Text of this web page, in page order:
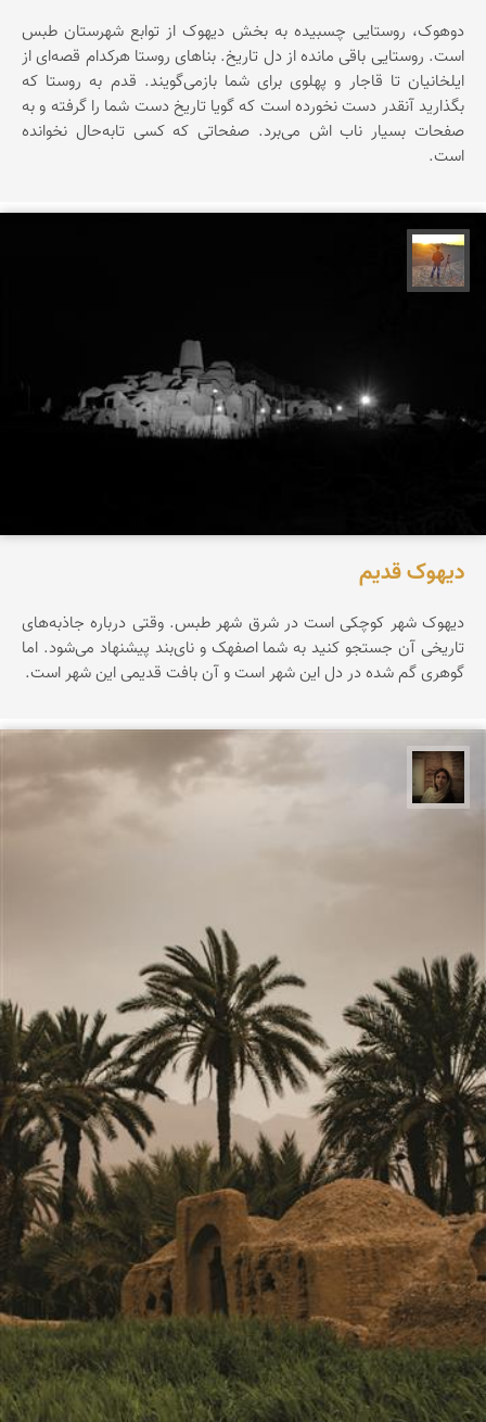
دوهوک، روستایی چسبیده به بخش دیهوک از توابع شهرستان طبس
است. روستایی باقی مانده از دل تاریخ. بناهای روستا هرکدام قصه‌ای از
ایلخانیان تا قاجار و پهلوی‌ برای شما بازمی‌گویند. قدم به روستا که
بگذارید آنقدر دست نخورده است که گویا تاریخ دست شما را گرفته و به
صفحات بسیار ناب اش می‌برد. صفحاتی که کسی تابه‌حال نخوانده
است.
دیهوک قدیم
دیهوک شهر کوچکی است در شرق شهر طبس. وقتی درباره جاذبه‌های
تاریخی آن جستجو کنید به شما اصفهک و نای‌بند پیشنهاد می‌شود. اما
گوهری گم شده در دل این شهر است و آن بافت قدیمی این شهر است.